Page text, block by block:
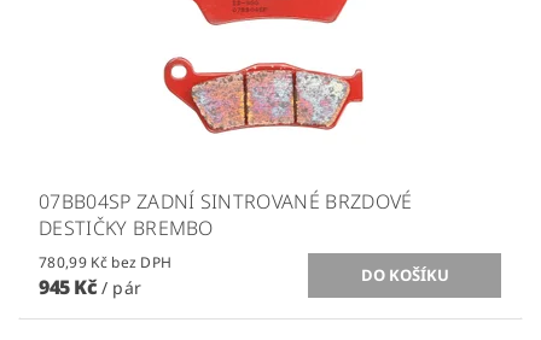
07BB04SP ZADNÍ SINTROVANÉ BRZDOVÉ
DESTIČKY BREMBO
780,99 Kč bez DPH
945 Kč / pár